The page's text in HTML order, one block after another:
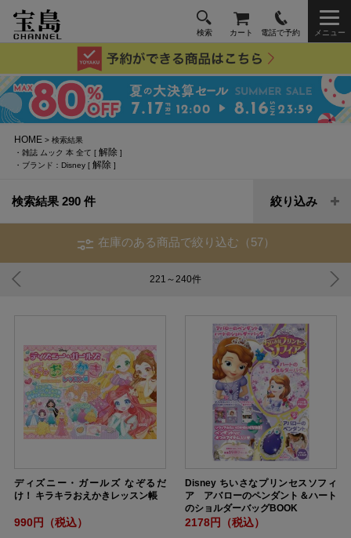
検索 カート 電話で予約 メニュー
HOME > 検索結果
・雑誌 ムック 本 全て [解除 ]
・ブランド：Disney [解除 ]
検索結果 290 件 絞り込み
在庫のある商品で絞り込む（57）
221～240件
ディズニー・ガールズ なぞるだ
け！ キラキラおえかきレッスン帳
990円（税込）
Disney ちいさなプリンセスソフィ
ア アバローのペンダント＆ハート
のショルダーバッグBOOK
2178円（税込）